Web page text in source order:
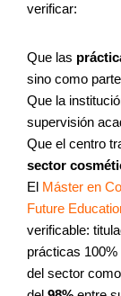
verificar:
Que las
sino como
Que la
supervisión
Que el centro
sector
El Máster en
Future
verificable:
prácticas
del sector